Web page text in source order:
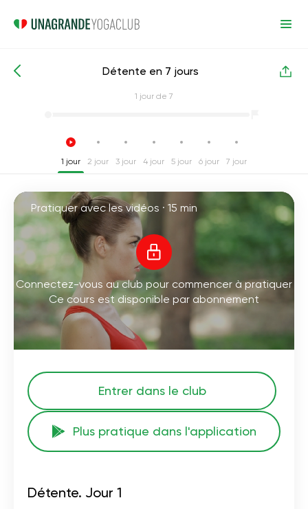
Cours de yoga intensifs Relaxation
Détente en 7 jours
1 jour de 7
1 jour 2 jour 3 jour 4 jour 5 jour 6 jour 7 jour
Pratiquer avec les vidéos · 15 min
Connectez-vous au club pour commencer à pratiquer
Ce cours est disponible par abonnement
Entrer dans le club
Plus pratique dans l'application
Détente. Jour 1